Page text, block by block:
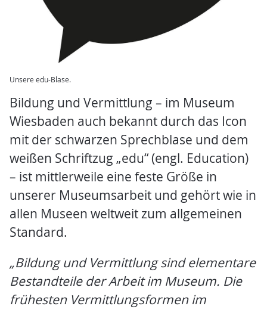
Unsere edu-Blase.
Bildung und Vermittlung – im Museum
Wiesbaden auch bekannt durch das Icon
mit der schwarzen Sprechblase und dem
weißen Schriftzug „edu“ (engl. Education)
– ist mittlerweile eine feste Größe in
unserer Museumsarbeit und gehört wie in
allen Museen weltweit zum allgemeinen
Standard.
„Bildung und Vermittlung sind elementare
Bestandteile der Arbeit im Museum. Die
frühesten Vermittlungsformen im